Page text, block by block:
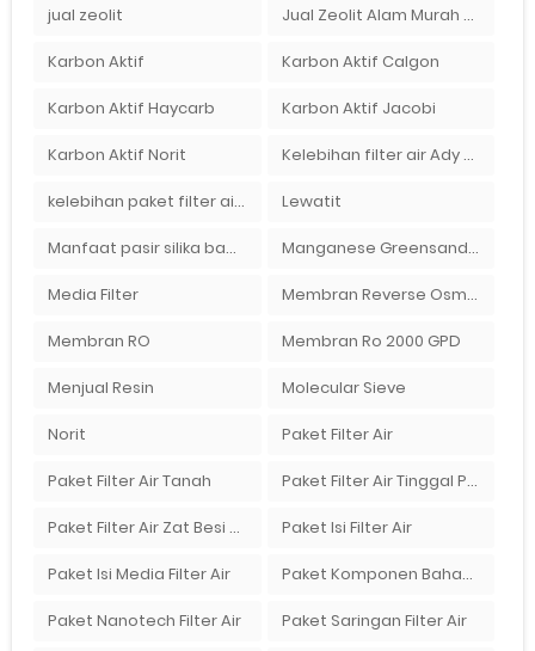
jual zeolit Jual Zeolit Alam Murah Di Surabaya
Karbon Aktif Karbon Aktif Calgon
Karbon Aktif Haycarb Karbon Aktif Jacobi
Karbon Aktif Norit Kelebihan filter air Ady Water untuk menyaring air sumur bor di rumah"
kelebihan paket filter air Ady Water Lewatit
Manfaat pasir silika bagi kehidupan Manganese Greensand Plus
Media Filter Membran Reverse Osmosis
Membran RO Membran Ro 2000 GPD
Menjual Resin Molecular Sieve
Norit Paket Filter Air
Paket Filter Air Tanah Paket Filter Air Tinggal Pasang
Paket Filter Air Zat Besi Tinggi Paket Isi Filter Air
Paket Isi Media Filter Air Paket Komponen Bahan Filter Air
Paket Nanotech Filter Air Paket Saringan Filter Air